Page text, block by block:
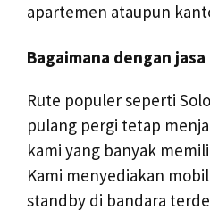
apartemen ataupun
Bagaimana dengan
Rute populer seperti
pulang pergi tetap
kami yang banyak
Kami menyediakan
standby di bandara